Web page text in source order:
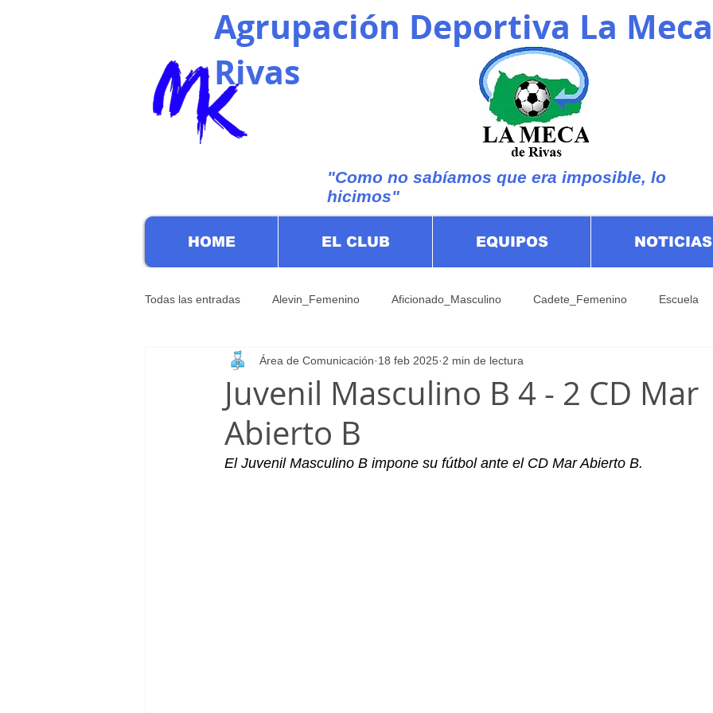
Agrupación Deportiva La
Rivas
"Como no sabíamos que era imposible, lo
hicimos"
HOME EL CLUB EQUIPOS NOTICIAS
Todas las entradas Alevin_Femenino Aficionado_Masculino Cadete_Femenino Escuela
Infantil_Femenino Patrocinadores Juvenil_Femenino
Cadete_Masculino Club Juvenil_Masculino
Juvenil Masculino B 4 - 2 CD Mar
Abierto B
Área de Comunicación 18 feb 2025 2 min de lectura
El Juvenil Masculino B impone su fútbol ante el CD Mar Abierto B.